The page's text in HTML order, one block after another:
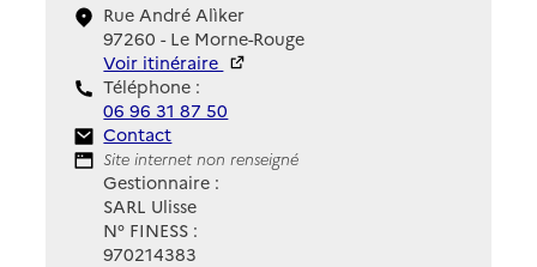
Rue André Alìker
97260 - Le Morne-Rouge
Voir itinéraire
Téléphone :
06 96 31 87 50
Contact
Contact
Site Internet
Site internet non renseigné
Gestionnaire :
SARL Ulisse
N° FINESS :
970214383